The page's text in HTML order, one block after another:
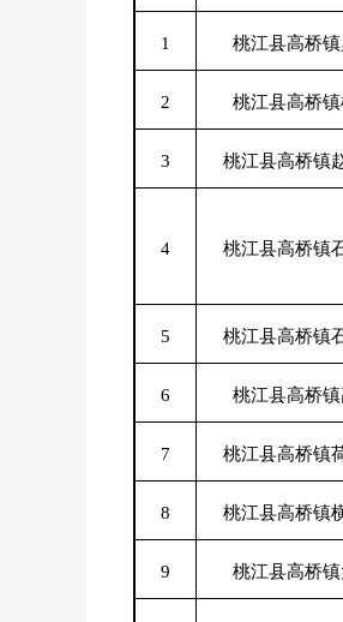
1 桃江县高桥
2 桃江县高桥
3 桃江县高桥镇
4 桃江县高桥镇
5 桃江县高桥镇
6 桃江县高桥
7 桃江县高桥镇
8 桃江县高桥镇
9 桃江县高桥